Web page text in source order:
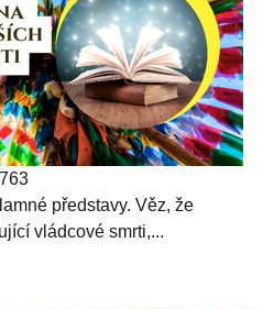
představy. Věz, že
vládcové smrti,...